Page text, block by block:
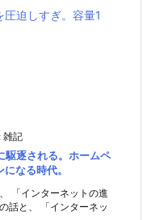
迫しすぎ。容量1
: 雑記
駆逐される。ホームペ
なる時代。
「インターネットの進
話と、 「インターネッ